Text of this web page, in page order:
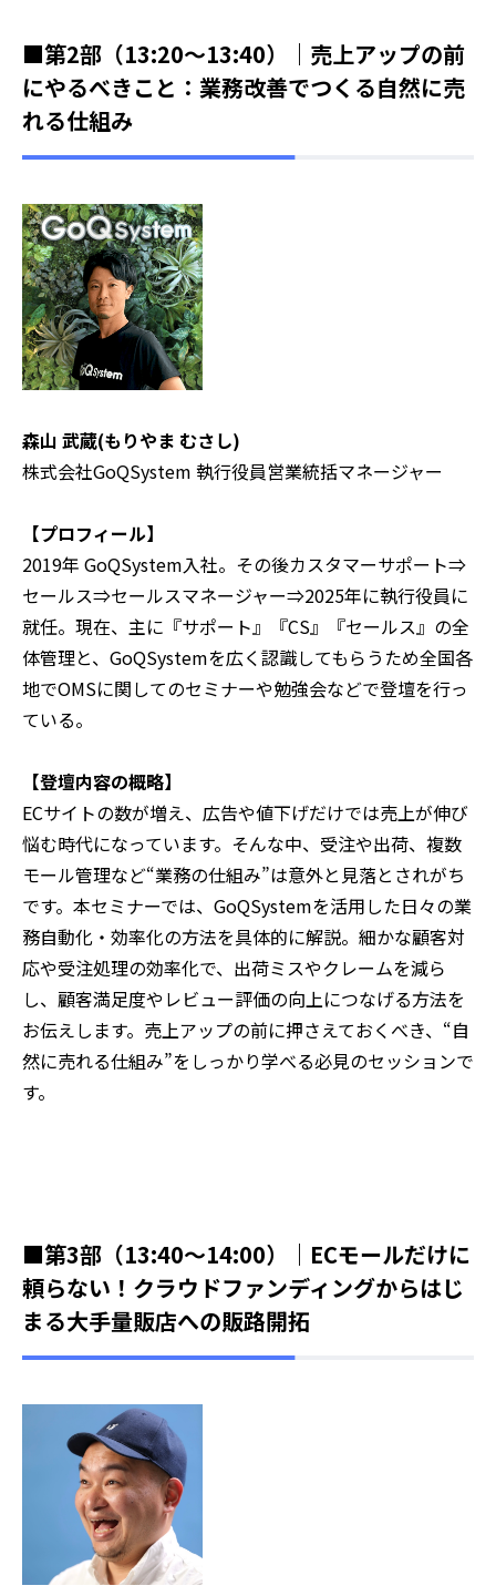
■第2部（13:20～13:40）｜売上アップの前
にやるべきこと：業務改善でつくる自然に売
れる仕組み
森山 武蔵(もりやま むさし)
株式会社GoQSystem 執行役員営業統括マネージャー
【プロフィール】
2019年 GoQSystem入社。その後カスタマーサポート⇒
セールス⇒セールスマネージャー⇒2025年に執行役員に
就任。現在、主に『サポート』『CS』『セールス』の全
体管理と、GoQSystemを広く認識してもらうため全国各
地でOMSに関してのセミナーや勉強会などで登壇を行っ
ている。
【登壇内容の概略】
ECサイトの数が増え、広告や値下げだけでは売上が伸び
悩む時代になっています。そんな中、受注や出荷、複数
モール管理など“業務の仕組み”は意外と見落とされがち
です。本セミナーでは、GoQSystemを活用した日々の業
務自動化・効率化の方法を具体的に解説。細かな顧客対
応や受注処理の効率化で、出荷ミスやクレームを減ら
し、顧客満足度やレビュー評価の向上につなげる方法を
お伝えします。売上アップの前に押さえておくべき、“自
然に売れる仕組み”をしっかり学べる必見のセッションで
す。
■第3部（13:40～14:00）｜ECモールだけに
頼らない！クラウドファンディングからはじ
まる大手量販店への販路開拓